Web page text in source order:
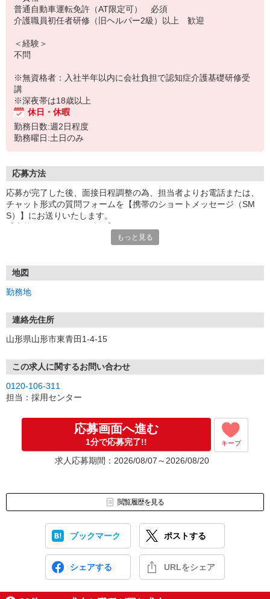
普通自動車運転免許（AT限定可） 必須
介護職員初任者研修（旧ヘルパー2級）以上 歓迎
＜経験＞
不問
※無資格者：入社半年以内に会社負担で認知症介護基礎研修受
講
※深夜帯は18歳以上
休日・休暇
勤務日数:週2日程度
勤務曜日:土日のみ
応募方法
応募が完了した後、面接日程調整の為、担当者よりお電話または、
チャット形式の質問フォームを【携帯のショートメッセージ（SM
S）】にお送りいたします。
1.応募…Webもしくはお電話より応募ください。
※実技試験はドライバーの職種のみとなります。
もっと見る
地図
勤務地
連絡先住所
山形県山形市東青田1-4-15
この求人に関するお問い合わせ
0120-106-311
担当：採用センター
応募画面へ進む
1分で応募完了!! キープ
求人応募期間：2026/08/07～2026/08/20
閲覧履歴を見る
ブックマーク ポストする
シェアする URLをシェア